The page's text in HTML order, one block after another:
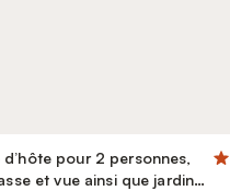
d’hôte pour 2 personnes,
et vue ainsi que jardin